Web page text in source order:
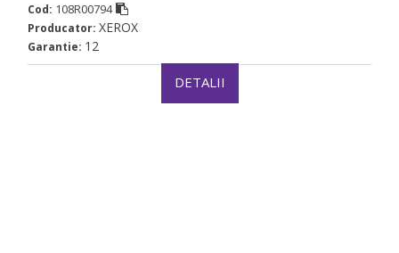
Cod: 108R00794
Producator: XEROX
Garantie: 12
DETALII